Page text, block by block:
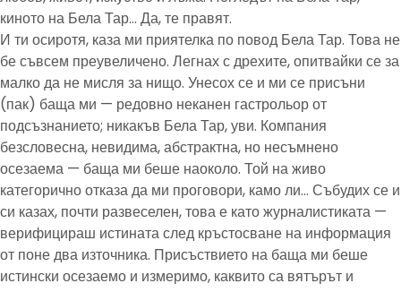
киното на Бела Тар… Да, те правят.
И ти осиротя, каза ми приятелка по повод Бела Тар. Това не
бе съвсем преувеличено. Легнах с дрехите, опитвайки се за
малко да не мисля за нищо. Унесох се и ми се присъни
(пак) баща ми — редовно неканен гастрольор от
подсъзнанието; никакъв Бела Тар, уви. Компания
безсловесна, невидима, абстрактна, но несъмнено
осезаема — баща ми беше наоколо. Той на живо
категорично отказа да ми проговори, камо ли… Събудих се и
си казах, почти развеселен, това е като журналистиката —
верифицираш истината след кръстосване на информация
от поне два източника. Присъствието на баща ми беше
истински осезаемо и измеримо, каквито са вятърът и